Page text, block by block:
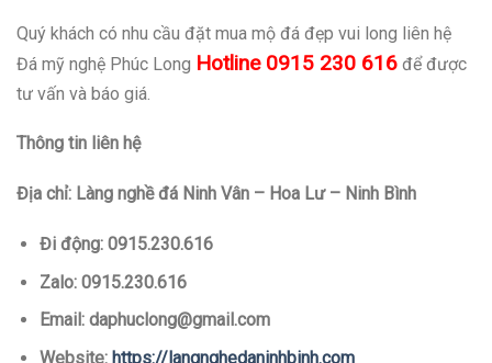
Quý khách có nhu cầu đặt mua mộ đá đẹp vui long liên hệ
Đá mỹ nghệ Phúc Long Hotline 0915 230 616 để được
tư vấn và báo giá.
Thông tin liên hệ
Địa chỉ: Làng nghề đá Ninh Vân – Hoa Lư – Ninh Bình
Đi động: 0915.230.616
Zalo: 0915.230.616
Email: daphuclong@gmail.com
Website: https://langnghedaninhbinh.com